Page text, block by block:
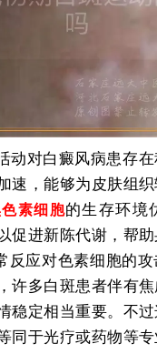
动对白癜风病患存
速，能够为皮肤组
素细胞的生存环境
促进新陈代谢，帮助
反应对色素细胞的
许多白斑患者伴有
稳定相当重要。不
同于光疗或药物等